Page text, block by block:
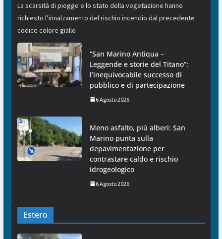
La scarsità di piogge e lo stato della vegetazione hanno
richiesto l’innalzamento del rischio incendio dal precedente
codice colore giallo
“San Marino Antiqua –
Leggende e storie del Titano”:
l’inequivocabile successo di
pubblico e di partecipazione
6 Agosto 2026
Meno asfalto, più alberi: San
Marino punta sulla
depavimentazione per
contrastare caldo e rischio
idrogeologico
6 Agosto 2026
Estero